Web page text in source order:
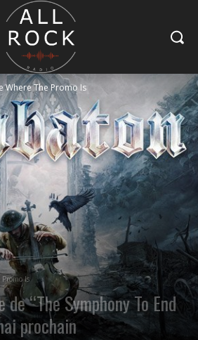
Where The Promo Is
Is
de “The Symphony To End
prochain